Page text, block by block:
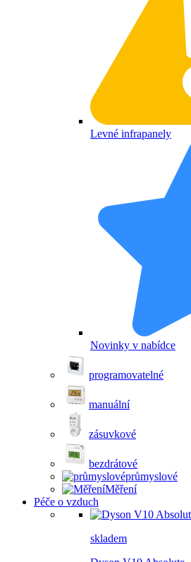
Levné infrapanely
Novinky v nabídce
programovatelné
manuální
zásuvkové
bezdrátové
průmyslové
Měření
Péče o vzduch
skladem